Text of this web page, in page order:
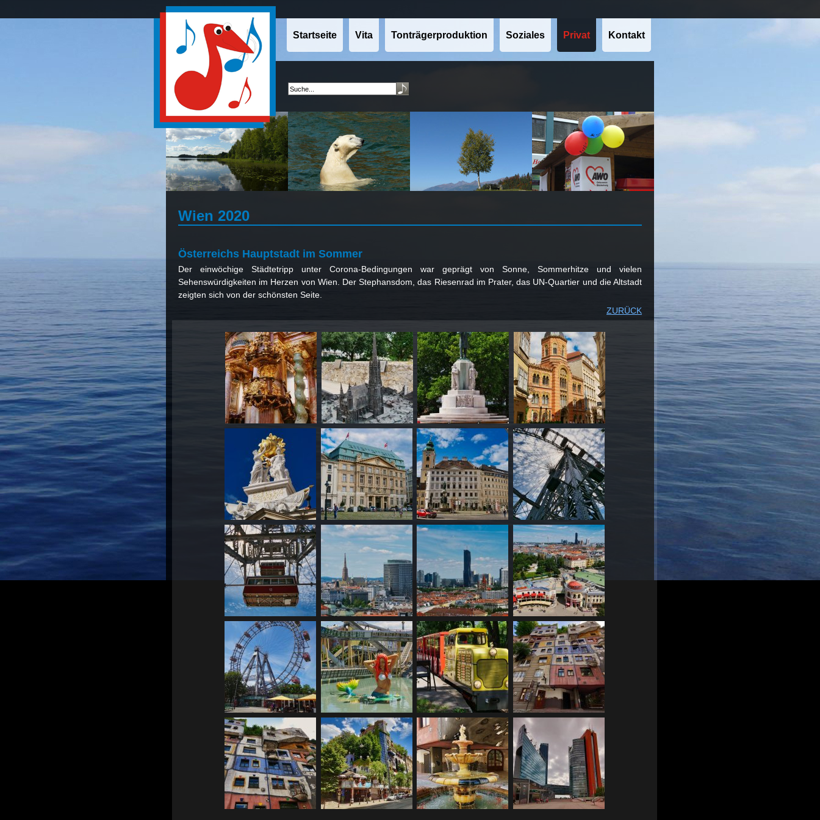
Startseite Vita Tonträgerproduktion Soziales Privat Kontakt
Wien 2020
Österreichs Hauptstadt im Sommer
Der einwöchige Städtetripp unter Corona-Bedingungen war geprägt von Sonne, Sommerhitze und vielen
Sehenswürdigkeiten im Herzen von Wien. Der Stephansdom, das Riesenrad im Prater, das UN-Quartier und die Altstadt
zeigten sich von der schönsten Seite.
ZURÜCK